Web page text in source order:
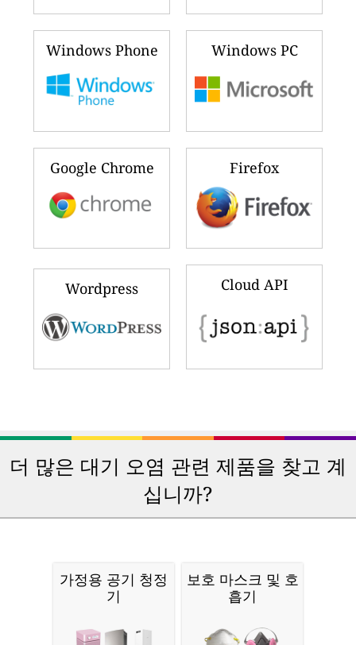
Windows Phone Windows PC
Google Chrome Firefox
Wordpress Cloud API
더 많은 대기 오염 관련 제품을 찾고 계
십니까?
가정용 공기 청정
기
보호 마스크 및 호
흡기